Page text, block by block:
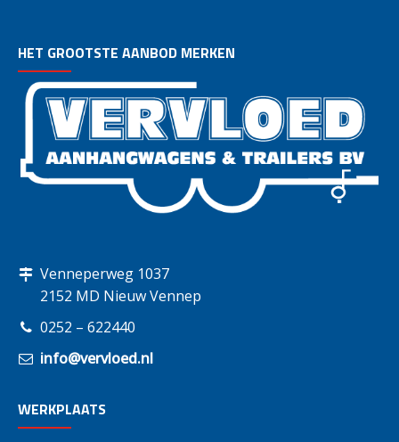
HET GROOTSTE AANBOD MERKEN
Venneperweg 1037
2152 MD Nieuw Vennep
0252 – 622440
info@vervloed.nl
WERKPLAATS